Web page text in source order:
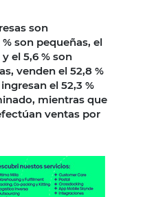
son
son pequeñas, el
el 5,6 % son
venden el 52,8 %
el 52,3 %
mientras que
ventas por